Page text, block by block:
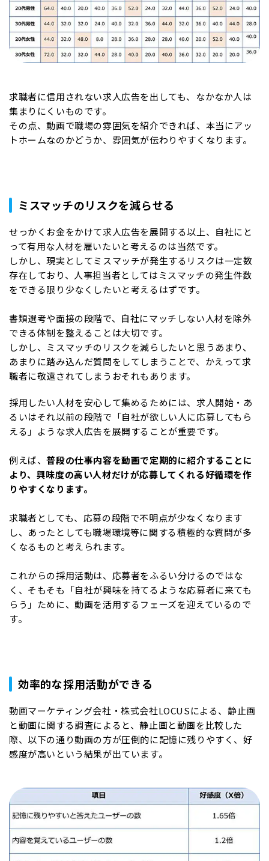
求職者に信用されない求人広告を出しても、なかなか人は
集まりにくいものです。
その点、動画で職場の雰囲気を紹介できれば、本当にアッ
トホームなのかどうか、雰囲気が伝わりやすくなります。
ミスマッチのリスクを減らせる
せっかくお金をかけて求人広告を展開する以上、自社にと
って有用な人材を雇いたいと考えるのは当然です。
しかし、現実としてミスマッチが発生するリスクは一定数
存在しており、人事担当者としてはミスマッチの発生件数
をできる限り少なくしたいと考えるはずです。
書類選考や面接の段階で、自社にマッチしない人材を除外
できる体制を整えることは大切です。
しかし、ミスマッチのリスクを減らしたいと思うあまり、
あまりに踏み込んだ質問をしてしまうことで、かえって求
職者に敬遠されてしまうおそれもあります。
採用したい人材を安心して集めるためには、求人開始・あ
るいはそれ以前の段階で「自社が欲しい人に応募してもら
える」ような求人広告を展開することが重要です。
例えば、普段の仕事内容を動画で定期的に紹介することに
より、興味度の高い人材だけが応募してくれる好循環を作
りやすくなります。
求職者としても、応募の段階で不明点が少なくなります
し、あったとしても職場環境等に関する積極的な質問が多
くなるものと考えられます。
これからの採用活動は、応募者をふるい分けるのではな
く、そもそも「自社が興味を持てるような応募者に来ても
らう」ために、動画を活用するフェーズを迎えているので
す。
効率的な採用活動ができる
動画マーケティング会社・株式会社LOCUSによる、静止画
と動画に関する調査によると、静止画と動画を比較した
際、以下の通り動画の方が圧倒的に記憶に残りやすく、好
感度が高いという結果が出ています。